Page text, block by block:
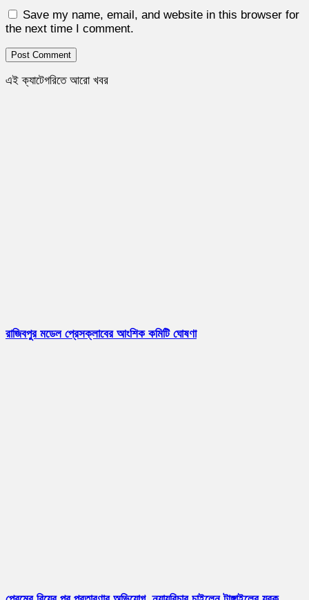
Save my name, email, and website in this browser for
the next time I comment.
এই ক্যাটেগরিতে আরো খবর
রাজিবপুর মডেল প্রেসক্লাবের আংশিক কমিটি ঘোষণা